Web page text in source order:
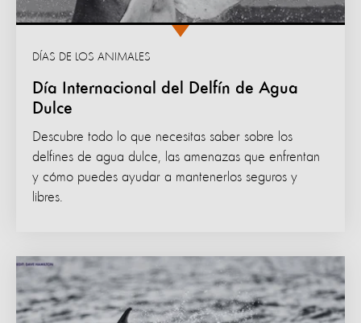
Día Internacional del Delfín de Agua
Dulce
DÍAS DE LOS ANIMALES
Descubre todo lo que necesitas saber sobre los
delfines de agua dulce, las amenazas que enfrentan
y cómo puedes ayudar a mantenerlos seguros y
libres.